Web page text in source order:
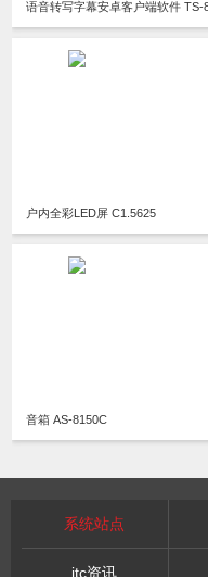
户内全彩LED屏 C1.5625
音箱 AS-8150C
系统站点
itc资讯